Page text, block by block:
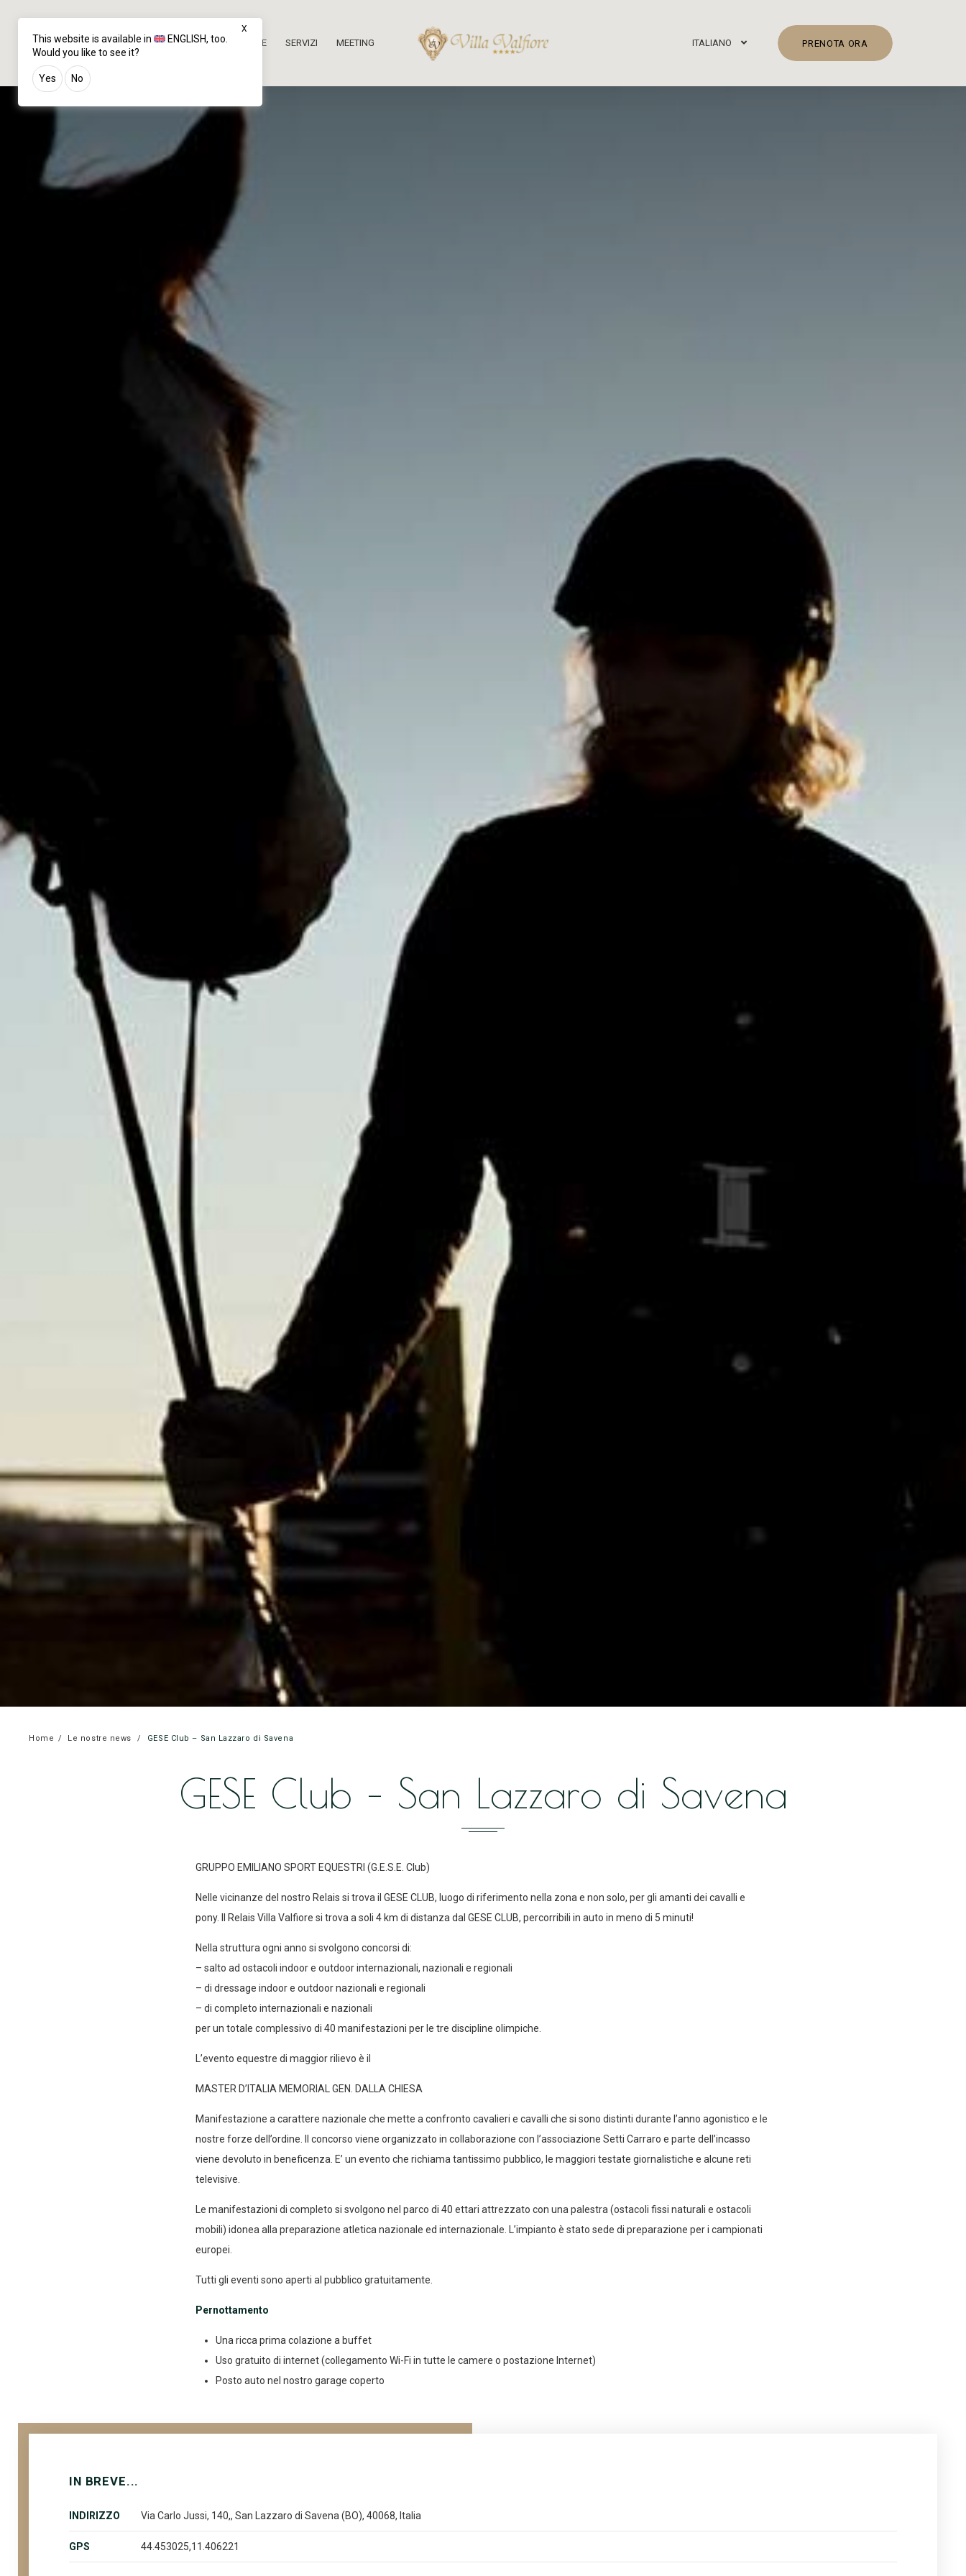
CAMERE SPA RISTORANTE SERVIZI MEETING ITALIANO PRENOTA ORA
Home Le nostre news GESE Club – San Lazzaro di Savena
GESE Club – San Lazzaro di Savena
GRUPPO EMILIANO SPORT EQUESTRI (G.E.S.E. Club)
Nelle vicinanze del nostro Relais si trova il GESE CLUB, luogo di riferimento nella zona e non solo, per gli amanti dei cavalli e
pony. Il Relais Villa Valfiore si trova a soli 4 km di distanza dal GESE CLUB, percorribili in auto in meno di 5 minuti!
Nella struttura ogni anno si svolgono concorsi di:
– salto ad ostacoli indoor e outdoor internazionali, nazionali e regionali
– di dressage indoor e outdoor nazionali e regionali
– di completo internazionali e nazionali
per un totale complessivo di 40 manifestazioni per le tre discipline olimpiche.
L’evento equestre di maggior rilievo è il
MASTER D’ITALIA MEMORIAL GEN. DALLA CHIESA
Manifestazione a carattere nazionale che mette a confronto cavalieri e cavalli che si sono distinti durante l’anno agonistico e le
nostre forze dell’ordine. Il concorso viene organizzato in collaborazione con l’associazione Setti Carraro e parte dell’incasso
viene devoluto in beneficenza. E’ un evento che richiama tantissimo pubblico, le maggiori testate giornalistiche e alcune reti
televisive.
Le manifestazioni di completo si svolgono nel parco di 40 ettari attrezzato con una palestra (ostacoli fissi naturali e ostacoli
mobili) idonea alla preparazione atletica nazionale ed internazionale. L’impianto è stato sede di preparazione per i campionati
europei.
Tutti gli eventi sono aperti al pubblico gratuitamente.
Pernottamento
Una ricca prima colazione a buffet
Uso gratuito di internet (collegamento Wi-Fi in tutte le camere o postazione Internet)
Posto auto nel nostro garage coperto
IN BREVE...
INDIRIZZO Via Carlo Jussi, 140,, San Lazzaro di Savena (BO), 40068, Italia
GPS 44.453025,11.406221
X
This website is available in ENGLISH, too.
Would you like to see it?
Yes No